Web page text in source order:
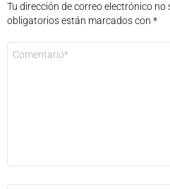
Tu dirección de correo electrónico no
obligatorios están marcados con *